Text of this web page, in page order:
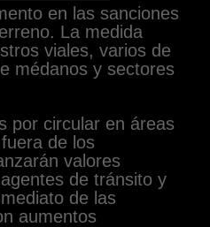
en las sanciones
La medida
viales, varios de
médanos y sectores
por circular en áreas
de los
valores
de tránsito y
de las
aumentos